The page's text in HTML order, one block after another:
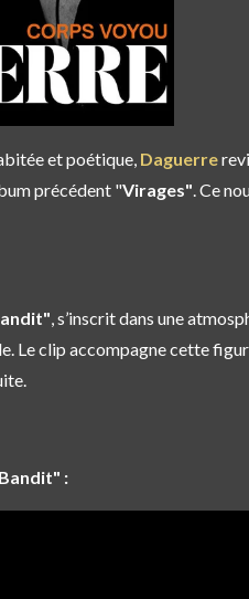
et poétique, Daguerre
précédent "Virages". Ce
, s’inscrit dans une
Le clip accompagne cette
: